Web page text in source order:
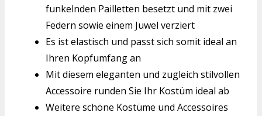
funkelnden Pailletten besetzt und mit zwei
Federn sowie einem Juwel verziert
Es ist elastisch und passt sich somit ideal an
Ihren Kopfumfang an
Mit diesem eleganten und zugleich stilvollen
Accessoire runden Sie Ihr Kostüm ideal ab
Weitere schöne Kostüme und Accessoires